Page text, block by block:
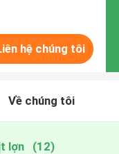
hệ chúng tôi
Về chúng tôi
lợn (12)